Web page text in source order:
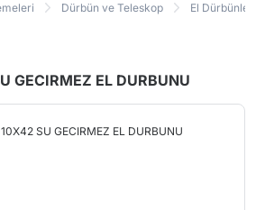
Dürbün ve Teleskop El Dürbünleri
GECIRMEZ EL DURBUNU